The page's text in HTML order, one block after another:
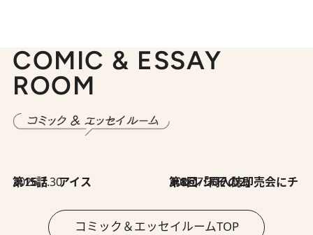
COMIC & ESSAY
ROOM
2026.7.30
第15話 アイス 2026.7.30
第8回「同人誌即売会にチャレンジ その2」
コミック＆エッセイルームTOP